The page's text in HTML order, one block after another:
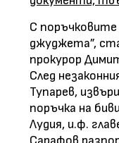
С
джуджета”,
прокурор
След
Тупарев,
поръчка на
Лудия, и.ф.